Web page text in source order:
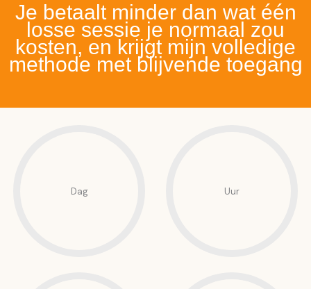
Je betaalt minder dan wat één
losse sessie je normaal zou
kosten, en krijgt mijn volledige
methode met blijvende toegang
Dag Uur